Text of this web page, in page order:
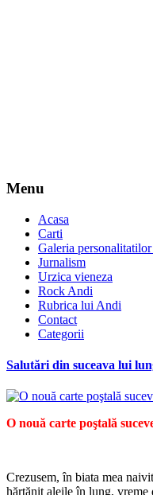
Menu
Acasa
Carti
Galeria
Jurnalism
Urzica vieneza
Rock Andi
Rubrica lui Andi
Contact
Categorii
Salutări din suceava lui
O nouă carte poştală
Crezusem, în biata mea
hărtănit aleile în lung,